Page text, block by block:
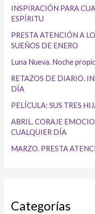
INSPIRACIÓN PARA
ESPÍRITU
PRESTA ATENCIÓN A
SUEÑOS DE ENERO
Luna Nueva. Noche
RETAZOS DE DIARIO.
DÍA
PELÍCULA: SUS TRES
ABRIL. CORAJE
CUALQUIER DÍA
MARZO. PRESTA
Categorías